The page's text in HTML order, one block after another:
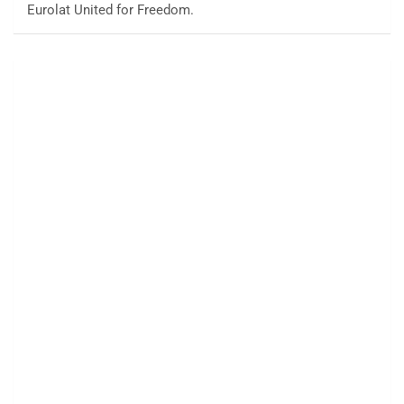
Eurolat United for Freedom.